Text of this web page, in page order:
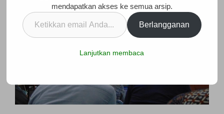
mendapatkan akses ke semua arsip.
Ketikkan
email
Berlangganan
Lanjutkan membaca